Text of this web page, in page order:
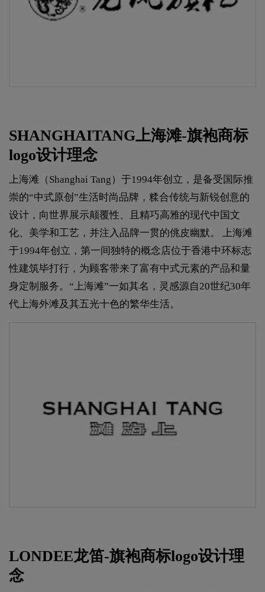
SHANGHAITANG上海滩-旗袍商标
logo设计理念
上海滩（Shanghai Tang）于1994年创立，是备受国际推
崇的“中式原创”生活时尚品牌，糅合传统与新锐创意的
设计，向世界展示颠覆性、且精巧高雅的现代中国文
化、美学和工艺，并注入品牌一贯的佻皮幽默。 上海滩
于1994年创立，第一间独特的概念店位于香港中环标志
性建筑毕打行，为顾客带来了富有中式元素的产品和量
身定制服务。“上海滩”一如其名，灵感源自20世纪30年
代上海外滩及其五光十色的繁华生活。
LONDEE龙笛-旗袍商标logo设计理
念